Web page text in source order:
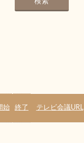
始 終了 テレビ会議URL